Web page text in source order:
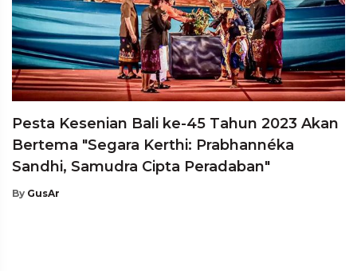
Pesta Kesenian Bali ke-45 Tahun 2023 Akan
Bertema "Segara Kerthi: Prabhannéka
Sandhi, Samudra Cipta Peradaban"
By GusAr